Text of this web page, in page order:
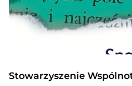
Stowarzyszenie